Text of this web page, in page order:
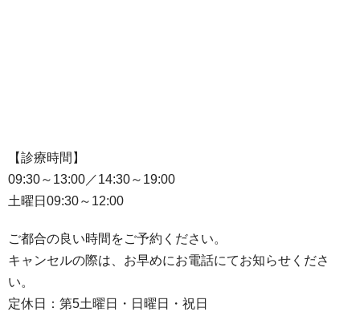
【診療時間】
09:30～13:00／14:30～19:00
土曜日09:30～12:00
ご都合の良い時間をご予約ください。
キャンセルの際は、お早めにお電話にてお知らせくださ
い。
定休日：第5土曜日・日曜日・祝日